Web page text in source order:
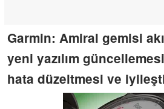
Garmin: Amiral gemisi
yeni yazılım
hata düzeltmesi ve